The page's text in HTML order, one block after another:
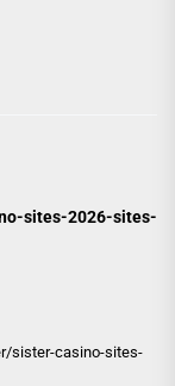
sites-2026-sites-
sister-casino-sites-